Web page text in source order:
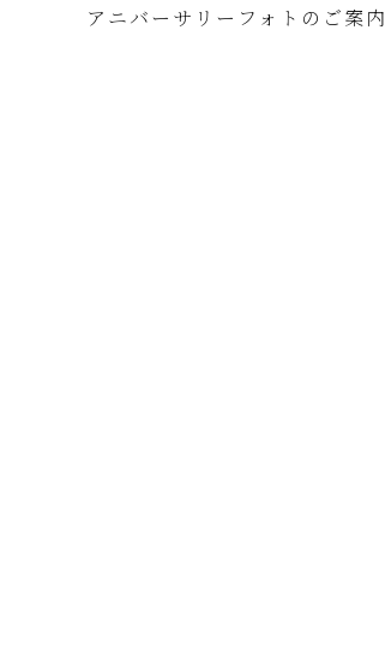
アニバーサリーフォトのご案内